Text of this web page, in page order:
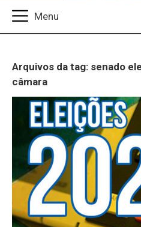
Arquivos da tag: senado
câmara